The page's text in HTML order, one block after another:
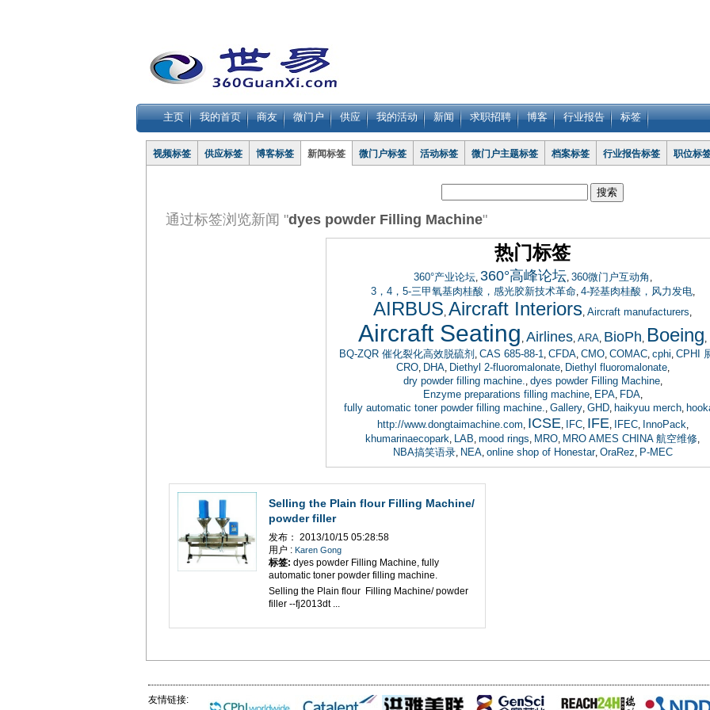
主页 我的首页 商友 微门户 供应 我的活动 新闻 求职招聘 博客 行业报告 标签
视频标签 供应标签 博客标签 新闻标签 微门户标签 活动标签 微门户主题标签 档案标签 行业报告标签 职位标
通过标签浏览新闻 "dyes powder Filling Machine"
热门标签
360°产业论坛, 360°高峰论坛, 360微门户互动角 ,
3，4，5-三甲氧基肉桂酸，感光胶新技术革命, 4-羟基肉桂酸，风力发电,
AIRBUS, Aircraft Interiors, Aircraft manufacturers,
Aircraft Seating , Airlines, ARA, BioPh, Boeing,
BQ-ZQR 催化裂化高效脱硫剂 , CAS 685-88-1, CFDA, CMO, COMAC, cphi, CPHI
CRO, DHA, Diethyl 2-fluoromalonate, Diethyl fluoromalonate,
dry powder filling machine., dyes powder Filling Machine,
Enzyme preparations filling machine, EPA, FDA,
fully automatic toner powder filling machine., Gallery, GHD, haikyuu merch,
http://www.dongtaimachine.com, ICSE, IFC, IFE, IFEC, InnoPack,
khumarinaecopark, LAB, mood rings, MRO, MRO AMES CHINA 航空维修,
NBA搞笑语录, NEA, online shop of Honestar, OraRez, P-MEC
Selling the Plain flour Filling Machine/
powder filler
发布： 2013/10/15 05:28:58
用户 : Karen Gong
标签: dyes powder Filling Machine, fully
automatic toner powder filling machine.
Selling the Plain flour Filling Machine/ powder
filler --fj2013dt ...
友情链接: